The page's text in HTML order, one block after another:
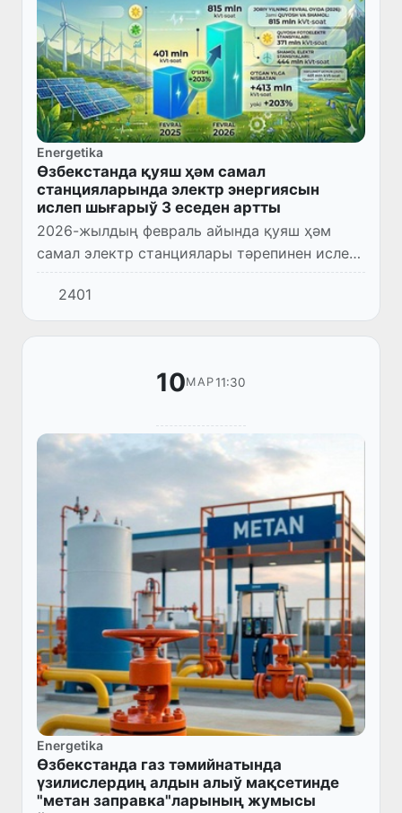
Energetika
Өзбекстанда қуяш ҳәм самал
станцияларында электр энергиясын
ислеп шығарыў 3 еседен артты
2026-жылдың февраль айында қуяш ҳәм
самал электр станциялары тәрепинен ислеп
шығарылған электр энергиясы көлеми өткен
жылдың усы дәўирине салыстырғанда 203
процентке артқан.
2401
10МАР11:30
Energetika
Өзбекстанда газ тәмийнатында
үзилислердиң алдын алыў мақсетинде
"метан заправка"ларының жумысы